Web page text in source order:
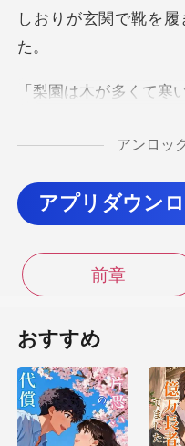
検索
を履
た。
アンロッ
アプリダウン
前章
おすすめ